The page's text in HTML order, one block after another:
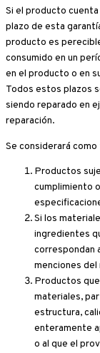
Si el producto
plazo de esta
producto es
consumido en un
en el producto o en
Todos estos plazos
siendo reparado en
reparación.
Se considerará
Productos
cumplimiento
Si los
ingredientes
correspondan
menciones
Productos
materiales,
estructura,
enteramente
o al que el